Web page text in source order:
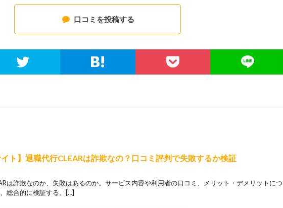
口コミを投稿する
イト】退職代行CLEARは詐欺なの？口コミ評判で失敗するか検証
は詐欺なのか、失敗はあるのか。サービス内容や利用者の口コミ、メリット・デメリットにつ
総合的に検証する。[…]